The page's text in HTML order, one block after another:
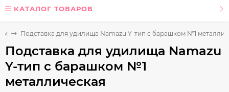
КАТАЛОГ ТОВАРОВ
Подставка для удилища Namazu Y-тип с барашком №1
Подставка для удилища Namazu
Y-тип с барашком №1
металлическая